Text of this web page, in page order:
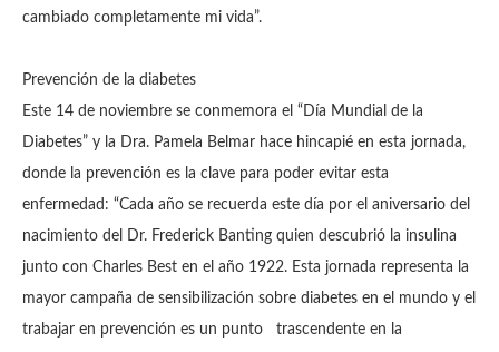
cambiado completamente mi vida”.
Prevención de la diabetes
Este 14 de noviembre se conmemora el “Día Mundial de la
Diabetes” y la Dra. Pamela Belmar hace hincapié en esta jornada,
donde la prevención es la clave para poder evitar esta
enfermedad: “Cada año se recuerda este día por el aniversario del
nacimiento del Dr. Frederick Banting quien descubrió la insulina
junto con Charles Best en el año 1922. Esta jornada representa la
mayor campaña de sensibilización sobre diabetes en el mundo y el
trabajar en prevención es un punto trascendente en la